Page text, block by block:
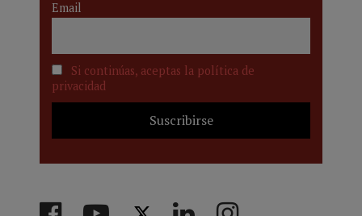
Email
Si continúas, aceptas la política de
privacidad